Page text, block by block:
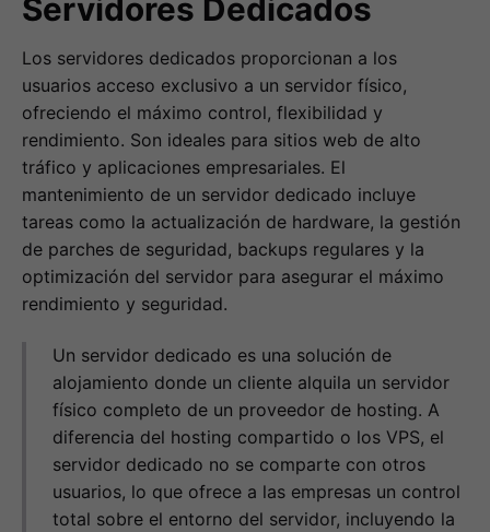
Servidores Dedicados
Los servidores dedicados proporcionan a los
usuarios acceso exclusivo a un servidor físico,
ofreciendo el máximo control, flexibilidad y
rendimiento. Son ideales para sitios web de alto
tráfico y aplicaciones empresariales. El
mantenimiento de un servidor dedicado incluye
tareas como la actualización de hardware, la gestión
de parches de seguridad, backups regulares y la
optimización del servidor para asegurar el máximo
rendimiento y seguridad.
Un servidor dedicado es una solución de
alojamiento donde un cliente alquila un servidor
físico completo de un proveedor de hosting. A
diferencia del hosting compartido o los VPS, el
servidor dedicado no se comparte con otros
usuarios, lo que ofrece a las empresas un control
total sobre el entorno del servidor, incluyendo la